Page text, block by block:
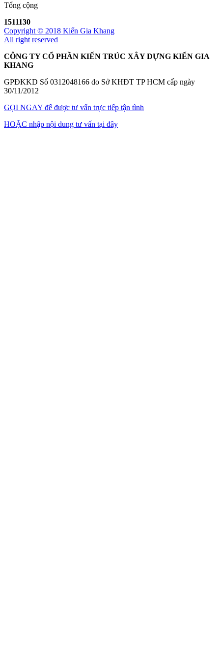
Tổng cộng
1511130
Copyright © 2018 Kiến Gia Khang
All right reserved
CÔNG TY CỔ PHẦN KIẾN TRÚC XÂY DỰNG KIẾN GIA
KHANG
GPĐKKD Số 0312048166 do Sở KHĐT TP HCM cấp ngày
30/11/2012
GỌI NGAY để được tư vấn trực tiếp tận tình
HOẶC nhập nội dung tư vấn tại đây